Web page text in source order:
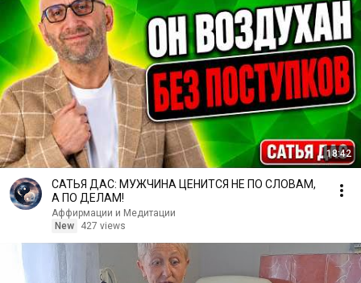
18:42
САТЬЯ ДАС: МУЖЧИНА ЦЕНИТСЯ НЕ ПО СЛОВАМ,
А ПО ДЕЛАМ!
Аффирмации и Медитации
New
427 views